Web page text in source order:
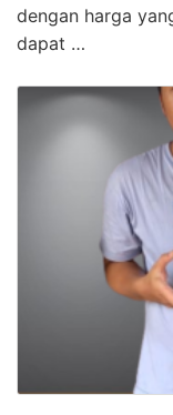
dengan harga
dapat …